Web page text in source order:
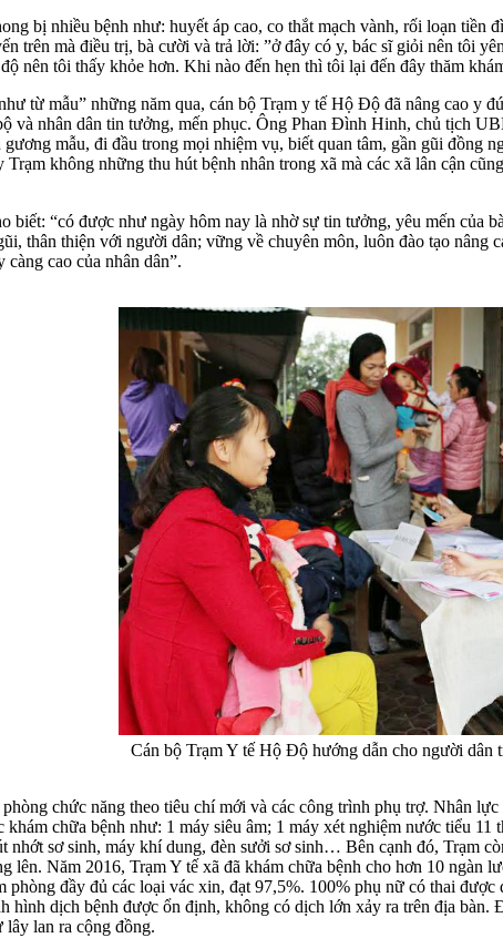
bị nhiều bệnh như: huyết áp cao, co thắt mạch vành, rối loạn
trên mà điều trị, bà cười và trả lời: ”ở đây có y, bác sĩ giỏi nên tôi
nên tôi thấy khỏe hơn. Khi nào đến hẹn thì tôi lại đến đây thăm
từ mẫu” những năm qua, cán bộ Trạm y tế Hộ Độ đã nâng cao y
và nhân dân tin tưởng, mến phục. Ông Phan Đình Hinh, chủ tịch
mẫu, đi đầu trong mọi nhiệm vụ, biết quan tâm, gần gũi đồng
không những thu hút bệnh nhân trong xã mà các xã lân cận
“có được như ngày hôm nay là nhờ sự tin tưởng, yêu mến của
thân thiện với người dân; vững về chuyên môn, luôn đào tạo
càng cao của nhân dân”.
Cán bộ TrạmY tế Hộ Độ hướng dẫn cho người dân
chức năng theo tiêu chí mới và các công trình phụ trợ. Nhân
chữa bệnh như: 1 máy siêu âm; 1 máy xét nghiệm nước tiểu
nhớt sơ sinh, máy khí dung, đèn sưởi sơ sinh… Bên cạnh đó, Trạm
lên. Năm 2016, Trạm Y tế xã đã khám chữa bệnh cho hơn 10
đầy đủ các loại vác xin, đạt 97,5%. 100% phụ nữ có thai
hình dịch bệnh được ổn định, không có dịch lớn xảy ra trên địa
lây lan ra cộng đồng.